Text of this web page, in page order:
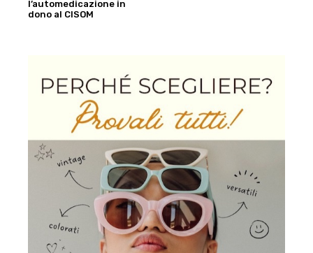
l’automedicazione in
dono al CISOM